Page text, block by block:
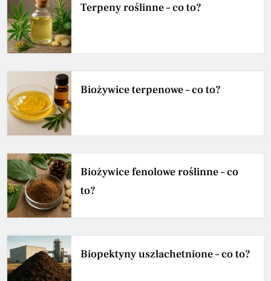
Terpeny roślinne – co to?
Biożywice terpenowe – co to?
Biożywice fenolowe roślinne – co
to?
Biopektyny uszlachetnione – co to?